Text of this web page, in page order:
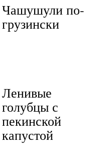
Чашушули по-
грузински
Ленивые
голубцы с
пекинской
капустой